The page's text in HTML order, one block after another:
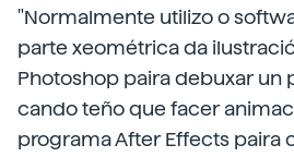
"Normalmente utilizo o
parte xeométrica da
Photoshop paira debuxar un
cando teño que facer
programa After Effects paira